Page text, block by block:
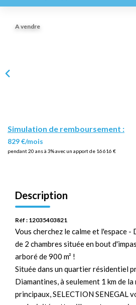
A vendre
Simulation de remboursement :
829 €/mois
pendant 20 ans à 3% avec un apport de 16 616 €
Description
Réf : 12035403821
Vous cherchez le calme et l'espace
de 2 chambres située en bout
arboré de 900 m² !
Située dans un quartier résidentiel
Diamantines, à seulement 1 km de la
principaux, SELECTION SENEGAL